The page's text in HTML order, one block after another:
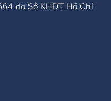
do Sở KHĐT Hồ Chí